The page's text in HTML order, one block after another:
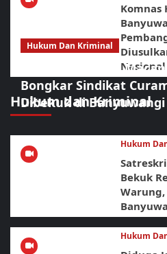
Komnas
Nasional
Hukum dan Kriminal
Hukum Dan Kriminal
Sikat Habis! URC
Bongkar Sindikat
Dibekuk di Banyuwangi
Hukum
Bekuk
Hukum